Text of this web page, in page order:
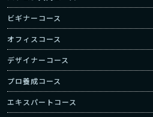
ビギナーコース
オフィスコース
デザイナーコース
プロ養成コース
エキスパートコース